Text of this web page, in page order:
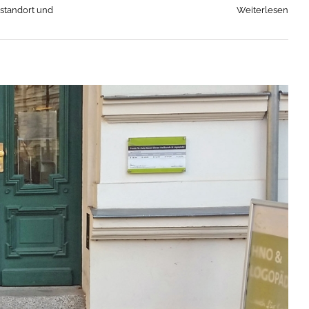
und
Weiterlesen